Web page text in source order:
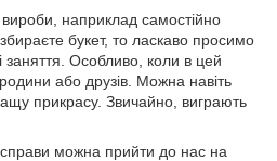
наприклад самостійно
букет, то ласкаво просимо
Особливо, коли в цей
або друзів. Можна навіть
прикрасу. Звичайно, виграють
можна прийти до нас на